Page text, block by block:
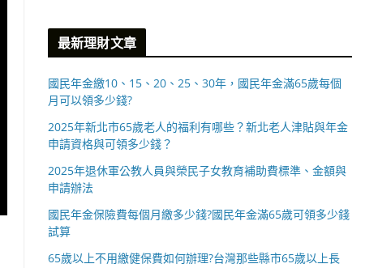
最新理財文章
國民年金繳10、15、20、25、30年，國民年金滿65歲每個
月可以領多少錢?
2025年新北市65歲老人的福利有哪些？新北老人津貼與年金
申請資格與可領多少錢？
2025年退休軍公教人員與榮民子女教育補助費標準、金額與
申請辦法
國民年金保險費每個月繳多少錢?國民年金滿65歲可領多少錢
試算
65歲以上不用繳健保費如何辦理?台灣那些縣市65歲以上長